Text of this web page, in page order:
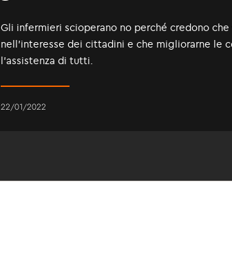
Gli infermieri scioperano no perché credono
nell’interesse dei cittadini e che migliorarne le
l’assistenza di tutti.
22/01/2022